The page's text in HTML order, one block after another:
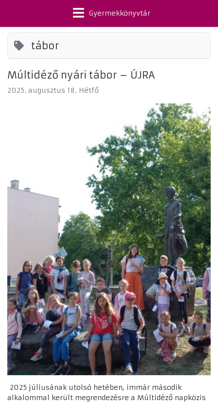
Gyermekkönyvtár
tábor
Múltidéző nyári tábor – ÚJRA
2025. augusztus 18. Hétfő
2025 júliusának utolsó hetében, immár második
alkalommal került megrendezésre a Múltidéző napközis